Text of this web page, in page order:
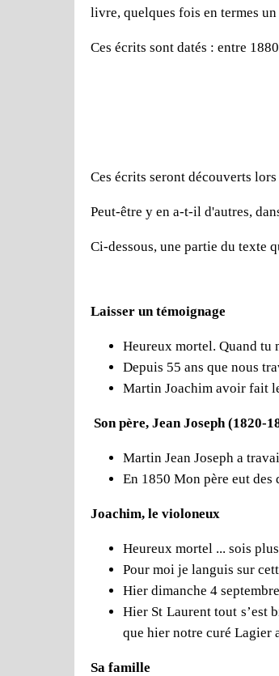
livre, quelques fois en termes un
Ces écrits sont datés : entre
Ces écrits seront découverts
Peut-être y en a-t-il d'autres,
Ci-dessous, une partie du texte
Laisser un témoignage
Heureux mortel. Quand tu
Depuis 55 ans que nous
Martin Joachim avoir fait
Son père, Jean Joseph (1820-
Martin Jean Joseph a
En 1850 Mon père eut des
Joachim, le violoneux
Heureux mortel ... sois
Pour moi je languis sur
Hier dimanche 4
Hier St Laurent tout s’est
que hier notre curé Lagier
Sa famille